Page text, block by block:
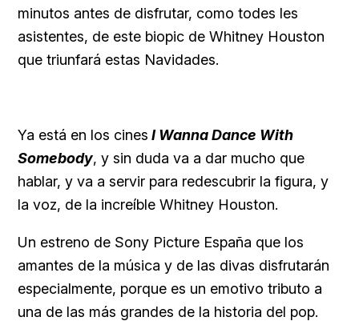
minutos antes de disfrutar, como todes les
asistentes, de este biopic de Whitney Houston
que triunfará estas Navidades.
Ya está en los cines I Wanna Dance With
Somebody, y sin duda va a dar mucho que
hablar, y va a servir para redescubrir la figura, y
la voz, de la increíble Whitney Houston.
Un estreno de Sony Picture España que los
amantes de la música y de las divas disfrutarán
especialmente, porque es un emotivo tributo a
una de las más grandes de la historia del pop.